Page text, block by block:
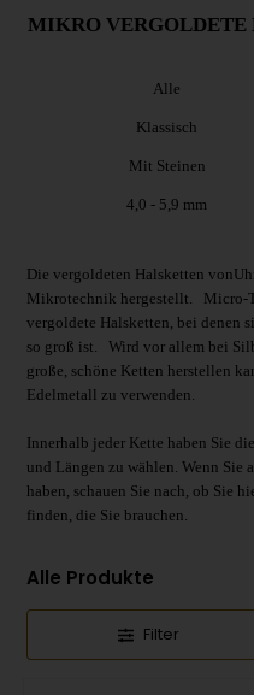
MIKRO VERGOLDETE
Alle
Klassisch
Mit Steinen
4,0 - 5,9 mm
Die vergoldeten Halsketten
Mikrotechnik hergestellt. Micro-
vergoldete Halsketten, bei denen
so groß ist. Wird vor allem bei
große, schöne Ketten herstellen
Edelmetall zu verwenden.
Innerhalb jeder Kette haben Sie
und Längen zu wählen. Wenn Sie
haben, schauen Sie nach, ob Sie
finden, die Sie brauchen.
Alle Produkte
Filter